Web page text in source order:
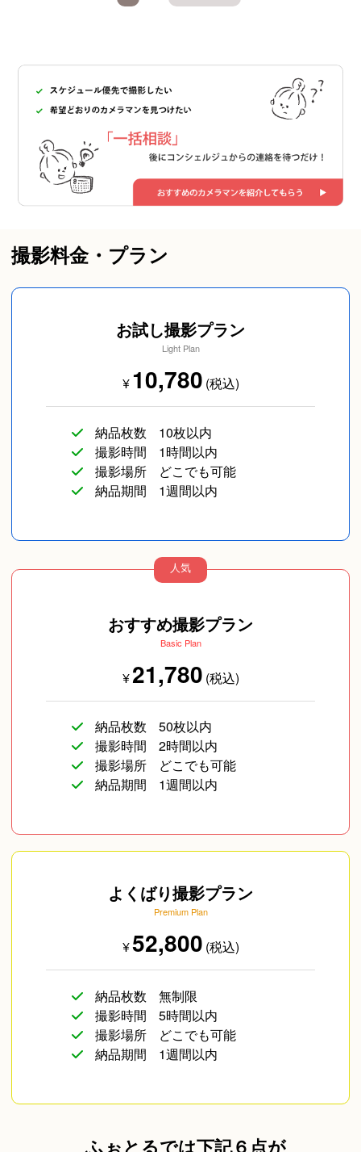
撮影料金・プラン
お試し撮影プラン
Light Plan
¥10,780 (税込)
納品枚数
10枚以内
撮影時間
1時間以内
撮影場所
どこでも可能
納品期間
1週間以内
人気
おすすめ撮影プラン
Basic Plan
¥21,780 (税込)
納品枚数
50枚以内
撮影時間
2時間以内
撮影場所
どこでも可能
納品期間
1週間以内
よくばり撮影プラン
Premium Plan
¥52,800 (税込)
納品枚数
無制限
撮影時間
5時間以内
撮影場所
どこでも可能
納品期間
1週間以内
ふぉとるでは下記６点が